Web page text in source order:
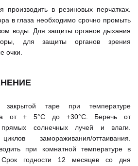
производить в резиновых перчатках.
в глаза необходимо срочно промыть
воды. Для защиты органов дыхания
для защиты органов зрения
очки.
таре при температуре
от + 5°С до +30°С. Беречь от
прямых солнечных лучей и влаги.
замораживания/оттаивания.
при комнатной температуре в
Срок годности 12 месяцев со дня